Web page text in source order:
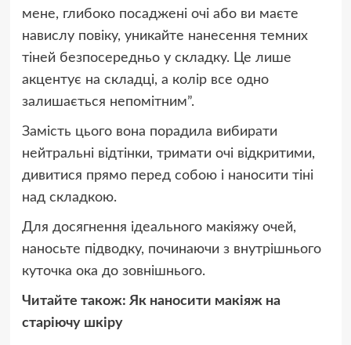
мене, глибоко посаджені очі або ви маєте
навислу повіку, уникайте нанесення темних
тіней безпосередньо у складку. Це лише
акцентує на складці, а колір все одно
залишається непомітним”.
Замість цього вона порадила вибирати
нейтральні відтінки, тримати очі відкритими,
дивитися прямо перед собою і наносити тіні
над складкою.
Для досягнення ідеального макіяжу очей,
наносьте підводку, починаючи з внутрішнього
куточка ока до зовнішнього.
Читайте також: Як наносити макіяж на
старіючу шкіру